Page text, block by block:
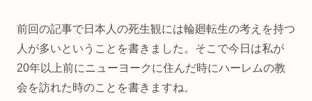
前回の記事で日本人の死生観には輪廻転生の考えを持つ
人が多いということを書きました。そこで今日は私が
20年以上前にニューヨークに住んだ時にハーレムの教
会を訪れた時のことを書きますね。